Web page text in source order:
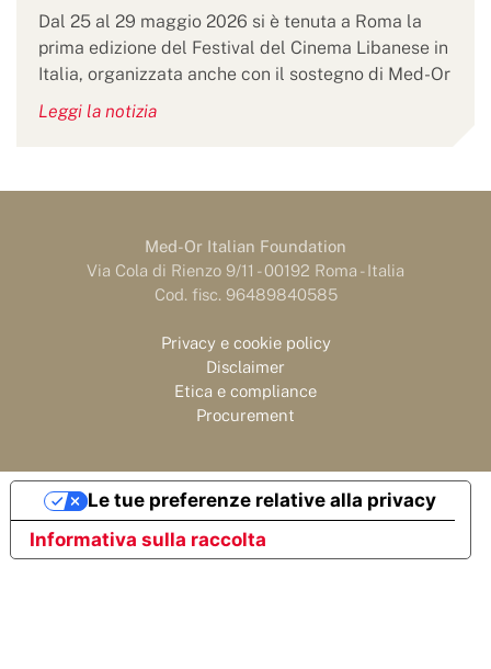
Dal 25 al 29 maggio 2026 si è tenuta a Roma la
prima edizione del Festival del Cinema Libanese in
Italia, organizzata anche con il sostegno di Med-Or
Leggi la notizia
Med-Or Italian Foundation
Via Cola di Rienzo 9/11 - 00192 Roma - Italia
Cod. fisc. 96489840585
Privacy e cookie policy
Disclaimer
Etica e compliance
Procurement
Informativa sulla raccolta
Le tue preferenze relative alla privacy